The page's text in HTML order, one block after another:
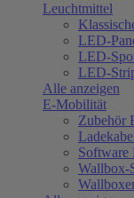
Leuchtmittel
LED-
LED-
LED-
Alle anzeigen
E-Mobilität
Zubehör
Software
Wallbox-